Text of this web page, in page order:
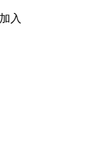
入